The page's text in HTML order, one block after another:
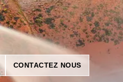
CONTACTEZ NOUS